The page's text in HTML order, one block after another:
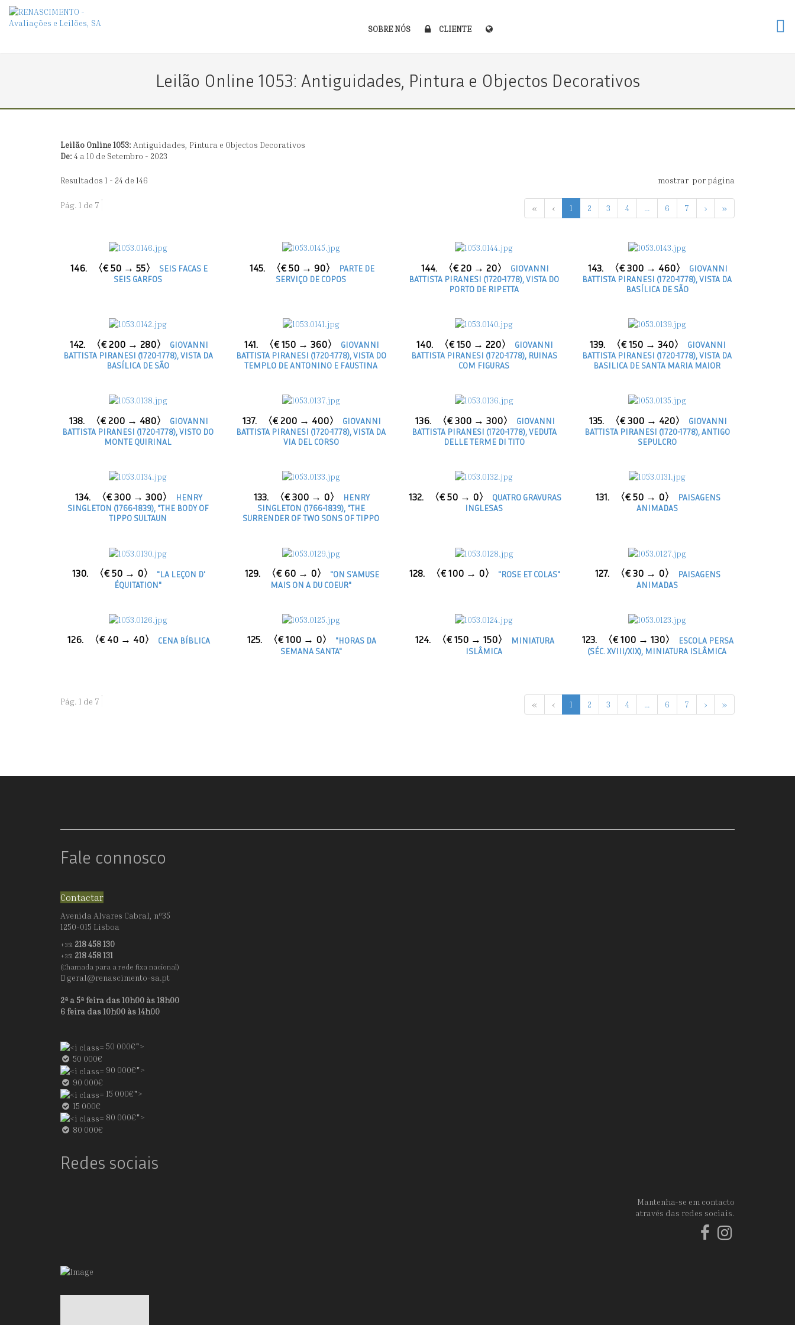
SOBRE NÓS CLIENTE
Leilão Online 1053: Antiguidades, Pintura e Objectos Decorativos
Leilão Online 1053: Antiguidades, Pintura e Objectos Decorativos
De: 4 a 10 de Setembro - 2023
Resultados 1 - 24 de 146 mostrar por página
Pág. 1 de 7 « ‹ 1 2 3 4 ... 6 7 › »
146. 〈€ 50 → 55〉
SEIS FACAS E
SEIS GARFOS
145. 〈€ 50 → 90〉
PARTE DE
SERVIÇO DE COPOS
144. 〈€ 20 → 20〉
GIOVANNI
BATTISTA PIRANESI (1720-1778), VISTA DO
PORTO DE RIPETTA
143. 〈€ 300 → 460〉
GIOVANNI
BATTISTA PIRANESI (1720-1778), VISTA DA
BASÍLICA DE SÃO
142. 〈€ 200 → 280〉
GIOVANNI
BATTISTA PIRANESI (1720-1778), VISTA DA
BASÍLICA DE SÃO
141. 〈€ 150 → 360〉
GIOVANNI
BATTISTA PIRANESI (1720-1778), VISTA DO
TEMPLO DE ANTONINO E FAUSTINA
140. 〈€ 150 → 220〉
GIOVANNI
BATTISTA PIRANESI (1720-1778), RUINAS
COM FIGURAS
139. 〈€ 150 → 340〉
GIOVANNI
BATTISTA PIRANESI (1720-1778), VISTA DA
BASILICA DE SANTA MARIA MAIOR
138. 〈€ 200 → 480〉
GIOVANNI
BATTISTA PIRANESI (1720-1778), VISTO DO
MONTE QUIRINAL
137. 〈€ 200 → 400〉
GIOVANNI
BATTISTA PIRANESI (1720-1778), VISTA DA
VIA DEL CORSO
136. 〈€ 300 → 300〉
GIOVANNI
BATTISTA PIRANESI (1720-1778), VEDUTA
DELLE TERME DI TITO
135. 〈€ 300 → 420〉
GIOVANNI
BATTISTA PIRANESI (1720-1778), ANTIGO
SEPULCRO
134. 〈€ 300 → 300〉
HENRY
SINGLETON (1766-1839), "THE BODY OF
TIPPO SULTAUN
133. 〈€ 300 → 0〉
HENRY
SINGLETON (1766-1839), "THE
SURRENDER OF TWO SONS OF TIPPO
132. 〈€ 50 → 0〉
QUATRO GRAVURAS
INGLESAS
131. 〈€ 50 → 0〉
PAISAGENS
ANIMADAS
130. 〈€ 50 → 0〉
"LA LEÇON D'
ÉQUITATION"
129. 〈€ 60 → 0〉
"ON S'AMUSE
MAIS ON A DU COEUR"
128. 〈€ 100 → 0〉 "ROSE ET COLAS" 127. 〈€ 30 → 0〉
PAISAGENS
ANIMADAS
126. 〈€ 40 → 40〉 CENA BÍBLICA 125. 〈€ 100 → 0〉
"HORAS DA
SEMANA SANTA"
124. 〈€ 150 → 150〉
MINIATURA
ISLÂMICA
123. 〈€ 100 → 130〉
ESCOLA PERSA
(SÉC. XVIII/XIX), MINIATURA ISLÂMICA
Pág. 1 de 7 « ‹ 1 2 3 4 ... 6 7 › »
Fale connosco
Contactar
Avenida Alvares Cabral, nº35
1250-015 Lisboa
+351 218 458 130
+351 218 458 131
(Chamada para a rede fixa nacional)
geral@renascimento-sa.pt
2ª a 5ª feira das 10h00 às 18h00
6 feira das 10h00 às 14h00
50 000€">
50 000€
90 000€">
90 000€
15 000€">
15 000€
80 000€">
80 000€
Redes sociais
Mantenha-se em contacto
através das redes sociais.
Facebook
Instagram